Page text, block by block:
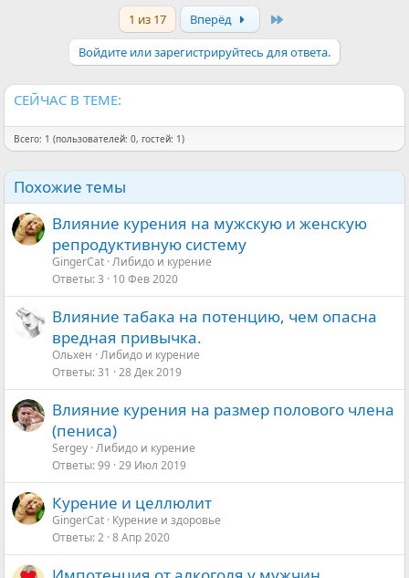
1 из 17 Вперёд
Войдите или зарегистрируйтесь для ответа.
СЕЙЧАС В ТЕМЕ:
Всего: 1 (пользователей: 0, гостей: 1)
Похожие темы
Влияние курения на мужскую и женскую
репродуктивную систему
GingerCat Либидо и курение
Ответы 3 10 Фев 2020
Влияние табака на потенцию, чем опасна
вредная привычка.
Ольхен Либидо и курение
Ответы 31 28 Дек 2019
Влияние курения на размер полового члена
(пениса)
Sergey Либидо и курение
Ответы 99 29 Июл 2019
Курение и целлюлит
GingerCat Курение и здоровье
Ответы 2 8 Апр 2020